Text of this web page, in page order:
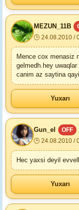
MEZUN_11B
🕒 24.08.2010 /
Mence cox menasiz
gelmedh.hey
canim az saytina
Yuxarı
Gun_el
OFF
🕒 24.08.2010 /
Hec yaxsi deyil
Yuxarı